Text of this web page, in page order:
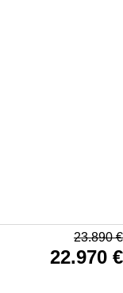
23.890€
22.970 €